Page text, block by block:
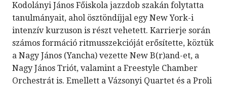
Kodolányi János Főiskola jazzdob szakán folytatta
tanulmányait, ahol ösztöndíjjal egy New York-i
intenzív kurzuson is részt vehetett. Karrierje során
számos formáció ritmusszekcióját erősítette, köztük
a Nagy János (Yancha) vezette New B(r)and-et, a
Nagy János Triót, valamint a Freestyle Chamber
Orchestrát is. Emellett a Vázsonyi Quartet és a Proli